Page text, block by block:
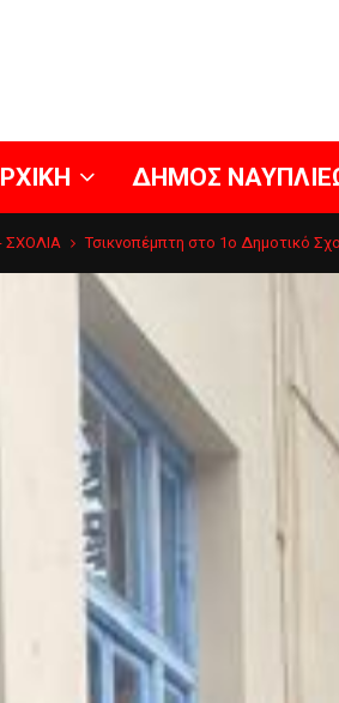
ΔΗΜΟΣ
ΣΧΟΛΙΑ Τσικνοπέμπτη στο 1o Δημοτικό